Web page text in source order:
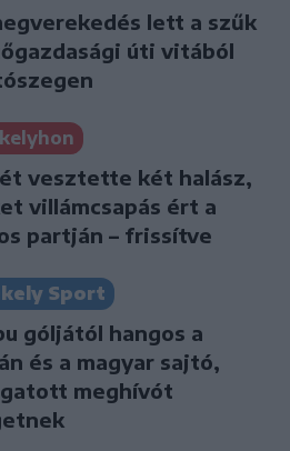
lett a szűk
úti vitából
vesztette két halász,
villámcsapás ért a
partján – frissítve
Sport
góljától hangos a
és a magyar sajtó,
meghívót